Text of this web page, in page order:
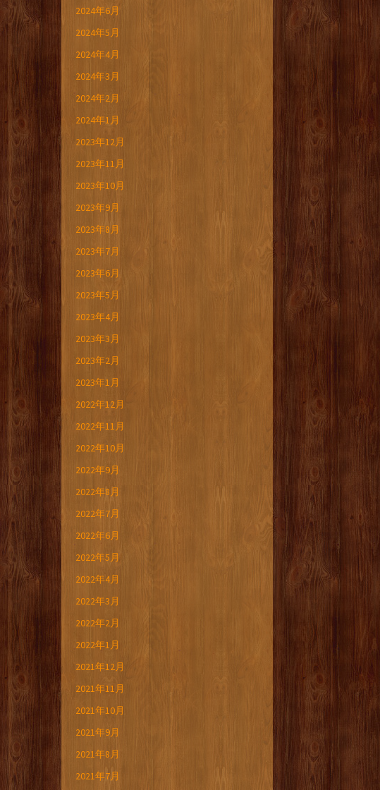
2024年6月
2024年5月
2024年4月
2024年3月
2024年2月
2024年1月
2023年12月
2023年11月
2023年10月
2023年9月
2023年8月
2023年7月
2023年6月
2023年5月
2023年4月
2023年3月
2023年2月
2023年1月
2022年12月
2022年11月
2022年10月
2022年9月
2022年8月
2022年7月
2022年6月
2022年5月
2022年4月
2022年3月
2022年2月
2022年1月
2021年12月
2021年11月
2021年10月
2021年9月
2021年8月
2021年7月